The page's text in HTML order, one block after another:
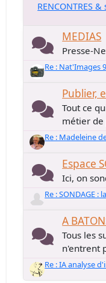
RENCONTRES
MEDIAS
Presse-
Re : Nat'Images
Publier,
Tout ce
métier
Re : Madeleine
Espace
Ici, on
Re : SONDAGE :
A
Tous les
n'entrent
Re : IA analyse